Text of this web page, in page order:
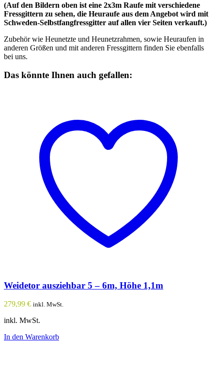
(Auf den Bildern oben ist eine 2x3m Raufe mit verschiedene
Fressgittern zu sehen, die Heuraufe aus dem Angebot wird mit
Schweden-Selbstfangfressgitter auf allen vier Seiten verkauft.)
Zubehör wie Heunetzte und Heunetzrahmen, sowie Heuraufen in
anderen Größen und mit anderen Fressgittern finden Sie ebenfalls
bei uns.
Das könnte Ihnen auch gefallen:
Weidetor ausziehbar 5 – 6m, Höhe 1,1m
279,99 € inkl. MwSt.
inkl. MwSt.
In den Warenkorb